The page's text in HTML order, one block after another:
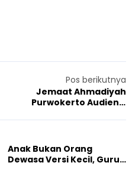
Pos berikutnya
Jemaat Ahmadiyah
Purwokerto Audiensi
Momen Saresehan Sumpah
Anak Bukan Orang
Dewasa Versi Kecil, Guru